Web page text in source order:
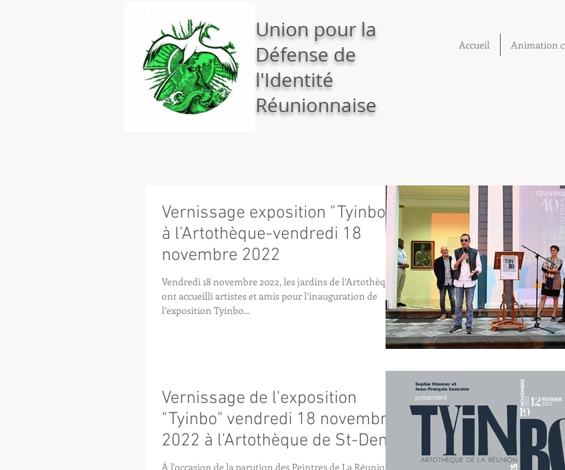
Union pour la
Défense de
l'Identité
Réunionnaise
Accueil Animation
Vernissage exposition "Tyinbo"
à l'Artothèque-vendredi 18
novembre 2022
Vendredi 18 novembre 2022, les jardins de l’Artothèque
ont accueilli artistes et amis pour l’inauguration de
l’exposition Tyinbo...
Vernissage de l'exposition
"Tyinbo" vendredi 18 novembre
2022 à l'Artothèque de St-Denis
À l'occasion de la parution des Peintres de La Réunion